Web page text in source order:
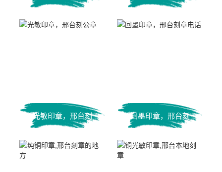
章的地方
台刻章
光敏印章，邢台刻
公章
回墨印章，邢台刻
章电话